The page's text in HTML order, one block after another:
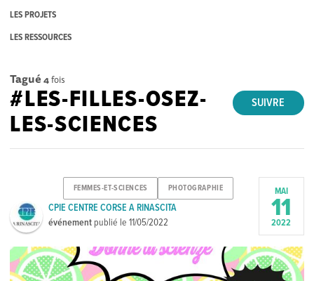
LES PROJETS
LES RESSOURCES
Tagué 4fois
SUIVRE
#LES-FILLES-OSEZ-
LES-SCIENCES
FEMMES-ET-SCIENCES PHOTOGRAPHIE
CPIE CENTRE CORSE A RINASCITA
événement publié le11/05/2022
MAI
11
2022